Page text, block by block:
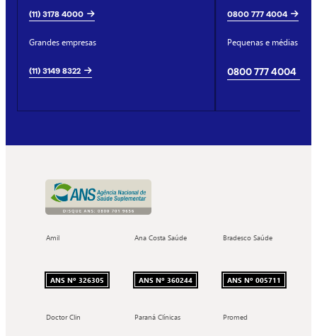
(11) 3178 4000
Grandes empresas
(11) 3149 8322
0800 777 4004
Pequenas e médias
0800 777 4004
Amil
ANS Nº 326305
Ana Costa Saúde
ANS Nº 360244
Bradesco Saúde
ANS Nº 005711
Doctor Clin Paraná Clínicas Promed